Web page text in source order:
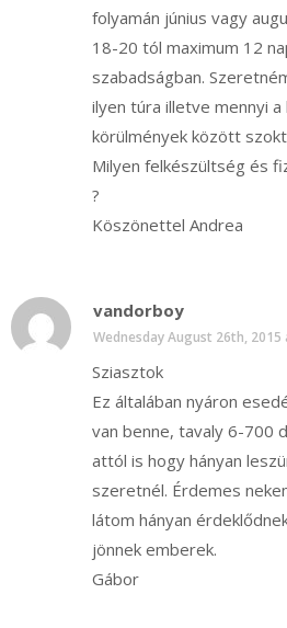
folyamán június vagy
18-20 tól maximum 12
szabadságban.
ilyen túra illetve mennyi
körülmények között
Milyen felkészültség és
?
Köszönettel Andrea
vandorboy
Wednesday August 26th, 2015
Sziasztok
Ez általában nyáron
van benne, tavaly 6-700
attól is hogy hányan
szeretnél. Érdemes
látom hányan
jönnek emberek.
Gábor